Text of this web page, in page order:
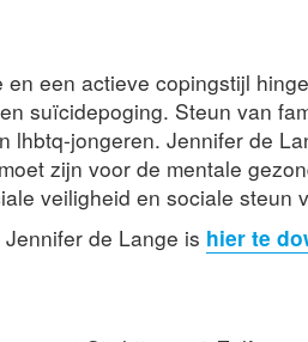
een actieve copingstijl
suïcidepoging. Steun van
lhbtq-jongeren. Jennifer de
zijn voor de mentale
veiligheid en sociale steun
de Lange is hier te